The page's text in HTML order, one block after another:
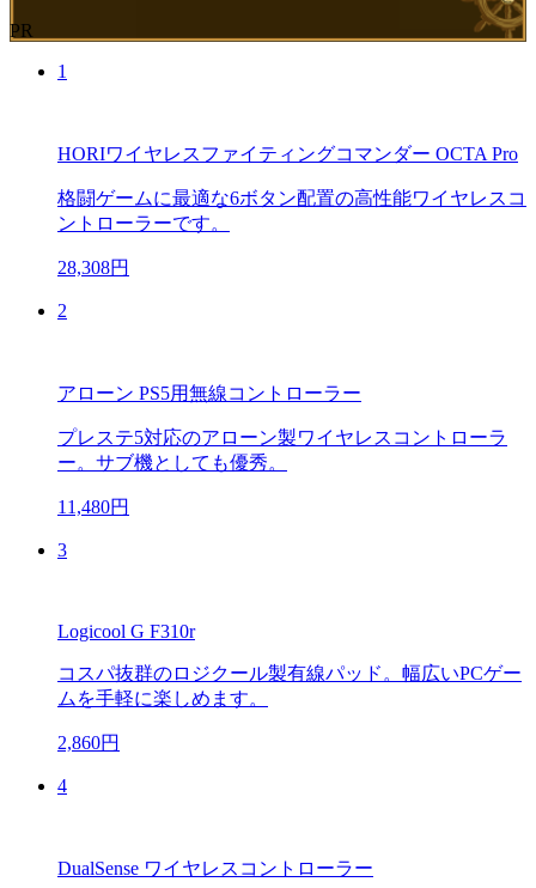
PR
1
HORIワイヤレスファイティングコマンダー OCTA Pro
格闘ゲームに最適な6ボタン配置の高性能ワイヤレスコ
ントローラーです。
28,308円
2
アローン PS5用無線コントローラー
プレステ5対応のアローン製ワイヤレスコントローラ
ー。サブ機としても優秀。
11,480円
3
Logicool G F310r
コスパ抜群のロジクール製有線パッド。幅広いPCゲー
ムを手軽に楽しめます。
2,860円
4
DualSense ワイヤレスコントローラー